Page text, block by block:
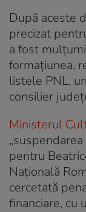
După aceste
precizat
a fost
formațiunea,
listele PNL,
consilier
Ministerul
pentru
Națională
cercetată
financiare, cu